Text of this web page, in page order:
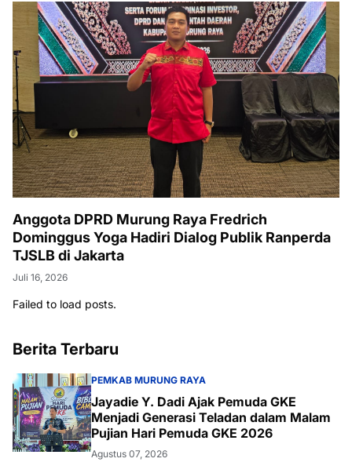
Anggota DPRD Murung Raya Fredrich
Dominggus Yoga Hadiri Dialog Publik Ranperda
TJSLB di Jakarta
Juli 16, 2026
Failed to load posts.
Berita Terbaru
PEMKAB MURUNG RAYA
Jayadie Y. Dadi Ajak Pemuda GKE
Menjadi Generasi Teladan dalam Malam
Pujian Hari Pemuda GKE 2026
Agustus 07, 2026